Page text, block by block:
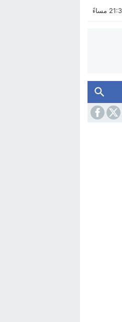
22:16 فيديو: أزمة التنمية و العدالة